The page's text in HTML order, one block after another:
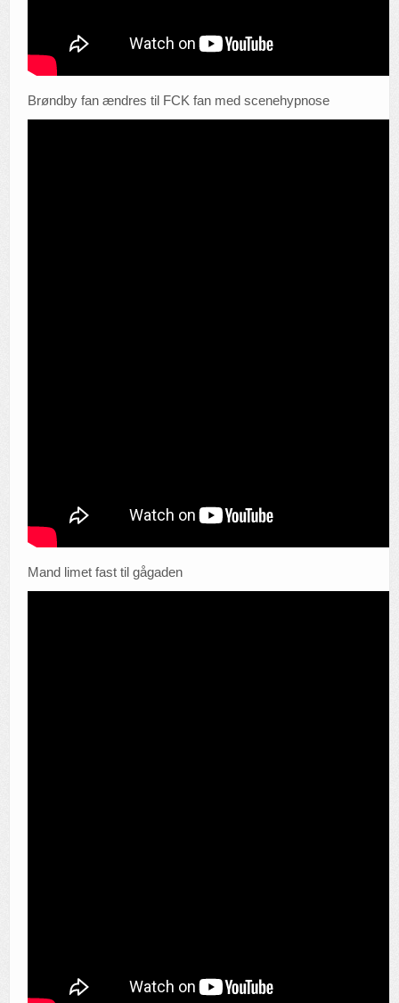
Brøndby fan ændres til FCK fan med scenehypnose
Mand limet fast til gågaden